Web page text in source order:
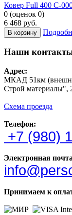
Ковер Full 400 C-
0 (оценок 0)
6 468 руб.
В корзину
Наши
Адрес:
МКАД 51км
Строй материалы",
Схема проезда
Телефон:
+7 (980)
Электронная
Принимаем к